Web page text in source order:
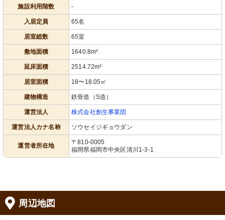
施設利用階数 -
入居定員 65名
居室総数 65室
敷地面積 1640.8m²
延床面積 2514.72m²
居室面積 18〜18.05㎡
建物構造 鉄骨造（S造）
運営法人 株式会社創生事業団
運営法人カナ名称 ソウセイジギョウダン
運営者所在地
〒810-0005
福岡県福岡市中央区清川1-3-1
周辺地図